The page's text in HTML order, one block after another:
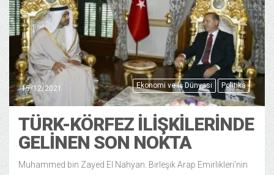
Ekonomi ve Iş Dünyası Politika
15/12/2021
TÜRK-KÖRFEZ İLIŞKILERINDE
GELINEN SON NOKTA
Muhammed bin Zayed El Nahyan: Birleşik Arap Emirlikleri’nin